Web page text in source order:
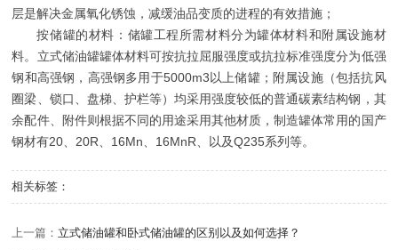
层是解决金属氧化锈蚀，减缓油品变质的进程的有效措施；
按储罐的材料：储罐工程所需材料分为罐体材料和附属设施材
料。立式储油罐罐体材料可按抗拉屈服强度或抗拉标准强度分为低强
钢和高强钢，高强钢多用于5000m3以上储罐；附属设施（包括抗风
圈梁、锁口、盘梯、护栏等）均采用强度较低的普通碳素结构钢，其
余配件、附件则根据不同的用途采用其他材质，制造罐体常用的国产
钢材有20、20R、16Mn、16MnR、以及Q235系列等。
相关标签：
上一篇： 立式储油罐和卧式储油罐的区别以及如何选择？